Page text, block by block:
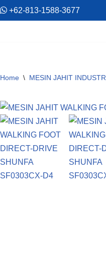
+62-813-1588-3677
Home \ MESIN JAHIT